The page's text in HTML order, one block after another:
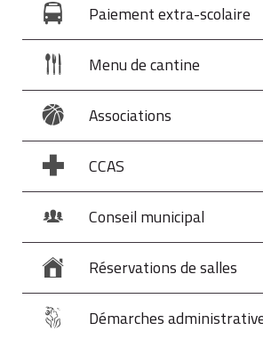
Paiement extra-scolaire
Menu de cantine
Associations
CCAS
Conseil municipal
Réservations de salles
Démarches